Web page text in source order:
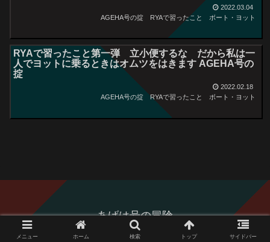
2022.03.04
AGEHA号の掟 RYAで習ったこと
ボート・ヨット
RYAで習ったこと第一弾 立小便するな だから私は一
人でヨットに乗るときはオムツをはきます AGEHA号の
掟
2022.02.18
AGEHA号の掟 RYAで習ったこと
ボート・ヨット
あげは号の冒険
Copyright © 2006-2026 あげは号の冒険 All Rights Reserved.
メニュー ホーム 検索 トップ サイドバー